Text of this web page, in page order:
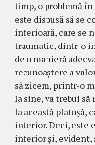
timp, o problemă în
este dispusă să se
interioară, care se
traumatic, dintr-o
de o manieră
recunoaştere a
să zicem, printr-o
la sine, va trebui să
la această platoşă,
interior. Deci, este
interior și, evident,